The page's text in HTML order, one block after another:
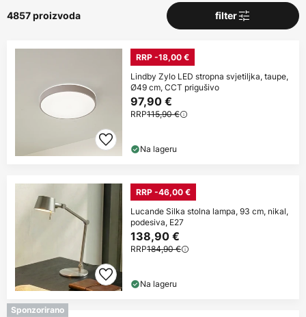
4857 proizvoda filter
RRP -18,00 €
Lindby Zylo LED stropna svjetiljka, taupe,
Ø49 cm, CCT prigušivo
97,90 €
RRP115,90 €
Na lageru
RRP -46,00 €
Lucande Silka stolna lampa, 93 cm, nikal,
podesiva, E27
138,90 €
RRP184,90 €
Na lageru
Sponzorirano